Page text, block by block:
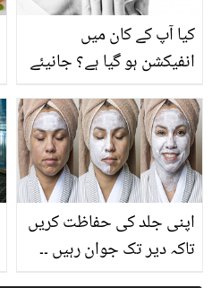
کیا آپ کے کان میں
انفیکشن ہو گیا ہے؟ جانیئے
چند آسان گھریلو نسخے جو
دیں آپ کو کان کے درد سے
نجات
اپنی جلد کی حفاظت کریں
تاکہ دیر تک جوان رہیں ۔۔